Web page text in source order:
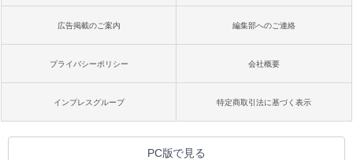
広告掲載のご案内 編集部へのご連絡
プライバシーポリシー 会社概要
インプレスグループ 特定商取引法に基づく表示
PC版で見る